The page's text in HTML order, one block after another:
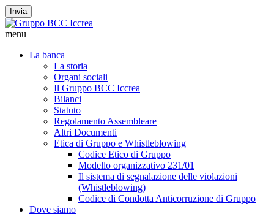
Invia
menu
La banca
La storia
Organi sociali
Il Gruppo BCC Iccrea
Bilanci
Statuto
Regolamento Assembleare
Altri Documenti
Etica di Gruppo e Whistleblowing
Codice Etico di Gruppo
Modello organizzativo 231/01
Il sistema di segnalazione delle violazioni
(Whistleblowing)
Codice di Condotta Anticorruzione di Gruppo
Dove siamo